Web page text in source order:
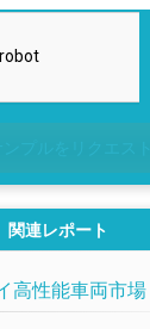
関連レポート
高性能車両市場